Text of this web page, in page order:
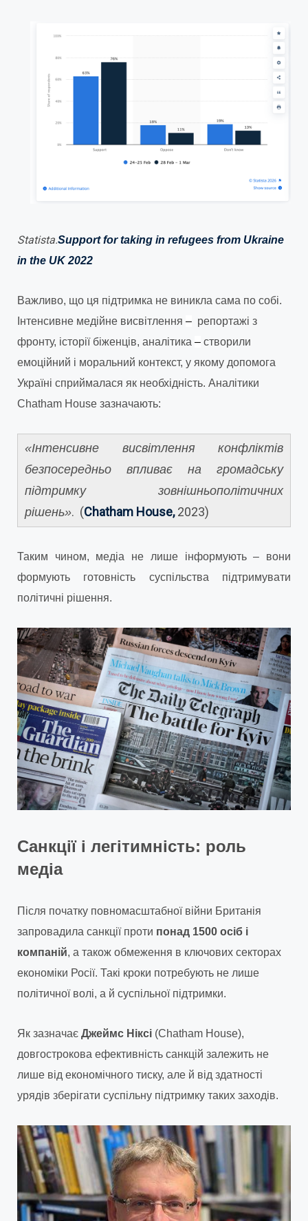
Statista.Support for taking in refugees from Ukraine
in the UK 2022
Важливо, що ця підтримка не виникла сама по собі.
Інтенсивне медійне висвітлення – репортажі з
фронту, історії біженців, аналітика – створили
емоційний і моральний контекст, у якому допомога
Україні сприймалася як необхідність. Аналітики
Chatham House зазначають:
«Інтенсивне висвітлення конфліктів
безпосередньо впливає на громадську
підтримку зовнішньополітичних
рішень». (Chatham House,2023)
Таким чином, медіа не лише інформують – вони
формують готовність суспільства підтримувати
політичні рішення.
Санкції і легітимність: роль
медіа
Після початку повномасштабної війни Британія
запровадила санкції проти понад 1500 осіб і
компаній, а також обмеження в ключових секторах
економіки Росії. Такі кроки потребують не лише
політичної волі, а й суспільної підтримки.
Як зазначає Джеймс Ніксі (Chatham House),
довгострокова ефективність санкцій залежить не
лише від економічного тиску, але й від здатності
урядів зберігати суспільну підтримку таких заходів.